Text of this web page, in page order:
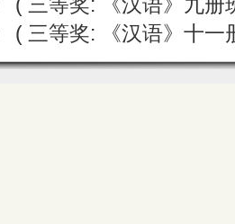
( 三等奖: 《汉语》十一